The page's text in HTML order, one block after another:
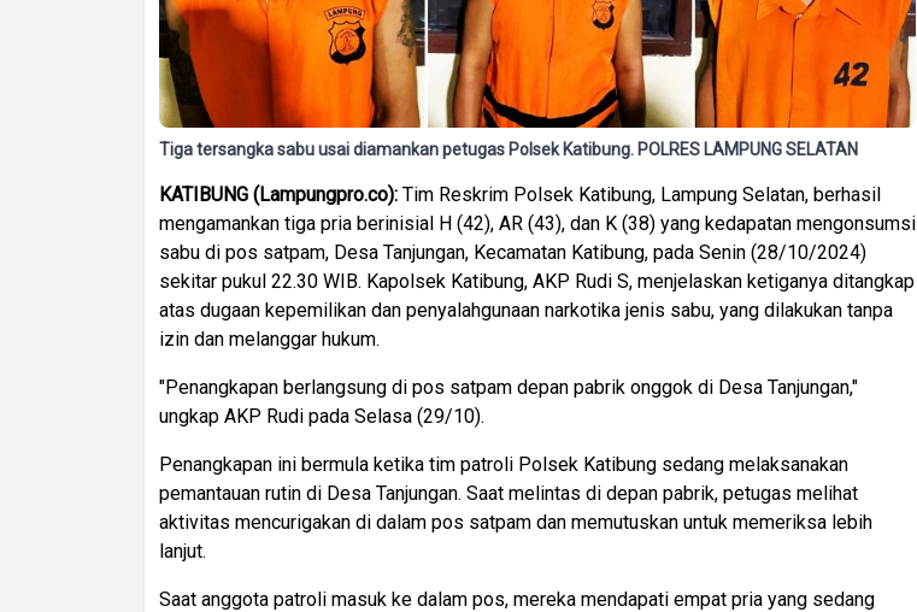
Tiga tersangka sabu usai diamankan petugas Polsek Katibung. POLRES LAMPUNG SELATAN
KATIBUNG (Lampungpro.co): Tim Reskrim Polsek Katibung, Lampung Selatan, berhasil
mengamankan tiga pria berinisial H (42), AR (43), dan K (38) yang kedapatan mengonsumsi
sabu di pos satpam, Desa Tanjungan, Kecamatan Katibung, pada Senin (28/10/2024)
sekitar pukul 22.30 WIB. Kapolsek Katibung, AKP Rudi S, menjelaskan ketiganya ditangkap
atas dugaan kepemilikan dan penyalahgunaan narkotika jenis sabu, yang dilakukan tanpa
izin dan melanggar hukum.
"Penangkapan berlangsung di pos satpam depan pabrik onggok di Desa Tanjungan,"
ungkap AKP Rudi pada Selasa (29/10).
Penangkapan ini bermula ketika tim patroli Polsek Katibung sedang melaksanakan
pemantauan rutin di Desa Tanjungan. Saat melintas di depan pabrik, petugas melihat
aktivitas mencurigakan di dalam pos satpam dan memutuskan untuk memeriksa lebih
lanjut.
Saat anggota patroli masuk ke dalam pos, mereka mendapati empat pria yang sedang